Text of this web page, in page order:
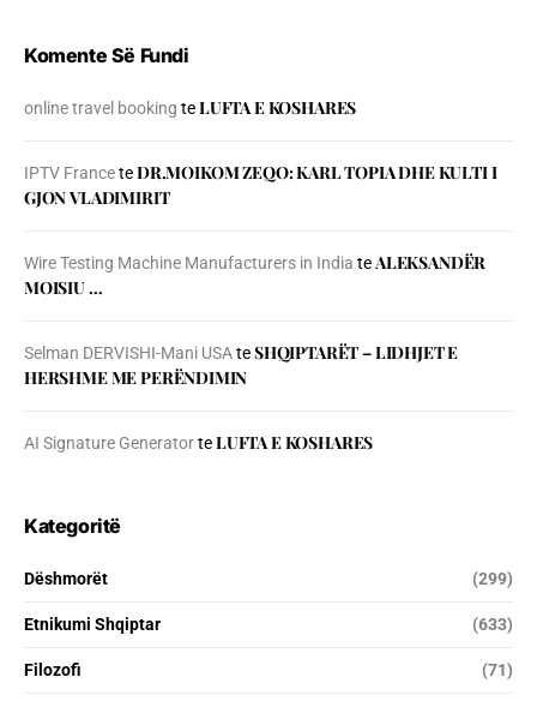
Komente Së Fundi
online travel booking teLUFTA E KOSHARES
IPTV FranceteDR.MOIKOM ZEQO: KARL TOPIA DHE KULTI I
GJON VLADIMIRIT
Wire Testing Machine Manufacturers in India teALEKSANDËR
MOISIU …
Selman DERVISHI-Mani USAteSHQIPTARËT – LIDHJET E
HERSHME ME PERËNDIMIN
AI Signature GeneratorteLUFTA E KOSHARES
Kategoritë
Dëshmorët (299)
Etnikumi Shqiptar (633)
Filozofi (71)